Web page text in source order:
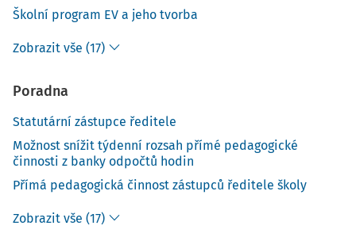
Školní program EV a jeho tvorba
Zobrazit vše (17)
Poradna
Statutární zástupce ředitele
Možnost snížit týdenní rozsah přímé pedagogické
činnosti z banky odpočtů hodin
Přímá pedagogická činnost zástupců ředitele školy
Zobrazit vše (17)